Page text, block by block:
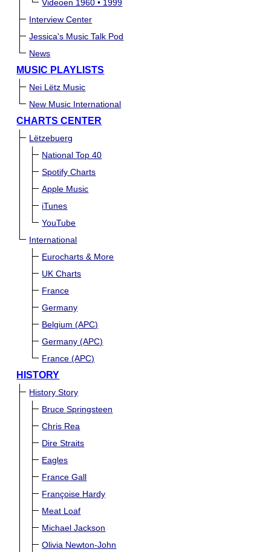
Videoen 1960 • 1999
Interview Center
Jessica's Music Talk Pod
News
MUSIC PLAYLISTS
Nei Lëtz Music
New Music International
CHARTS CENTER
Lëtzebuerg
National Top 40
Spotify Charts
Apple Music
iTunes
YouTube
International
Eurocharts & More
UK Charts
France
Germany
Belgium (APC)
Germany (APC)
France (APC)
HISTORY
History Story
Bruce Springsteen
Chris Rea
Dire Straits
Eagles
France Gall
Françoise Hardy
Meat Loaf
Michael Jackson
Olivia Newton-John